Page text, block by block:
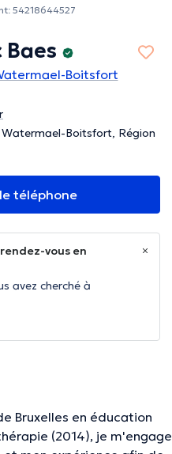
54218644527
Baes
Boitsfort
Boitsfort, Région
téléphone
vous en
avez cherché à
Bruxelles en éducation
(2014), je m'engage